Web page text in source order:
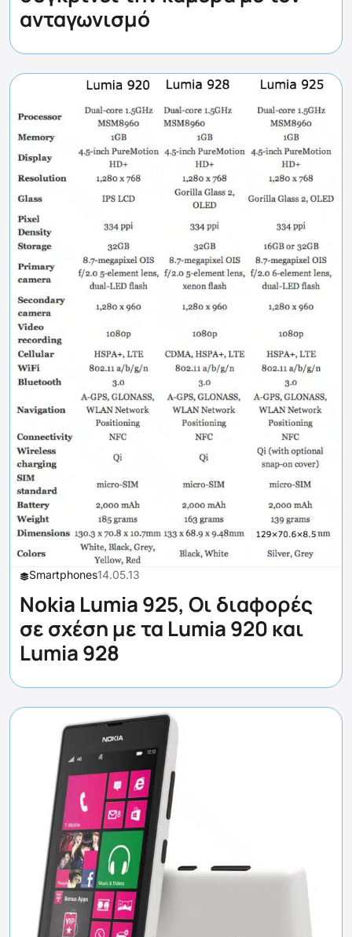
ανταγωνισμό
Smartphones14.05.13
Nokia Lumia 925, Οι διαφορές
σε σχέση με τα Lumia 920 και
Lumia 928